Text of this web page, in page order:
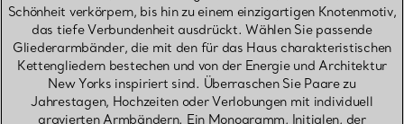
Schönheit verkörpern, bis hin zu einem einzigartigen Knotenmotiv,
das tiefe Verbundenheit ausdrückt. Wählen Sie passende
Gliederarmbänder, die mit den für das Haus charakteristischen
Kettengliedern bestechen und von der Energie und Architektur
New Yorks inspiriert sind. Überraschen Sie Paare zu
Jahrestagen, Hochzeiten oder Verlobungen mit individuell
gravierten Armbändern. Ein Monogramm, Initialen, der